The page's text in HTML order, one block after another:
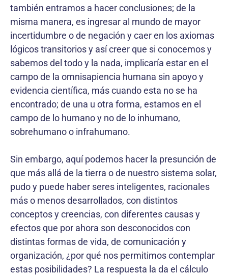
también entramos a hacer conclusiones; de la
misma manera, es ingresar al mundo de mayor
incertidumbre o de negación y caer en los axiomas
lógicos transitorios y así creer que si conocemos y
sa­bemos del todo y la nada, implicaría estar en el
campo de la omnisapiencia humana sin apoyo y
evidencia científica, más cuando esta no se ha
encontrado; de una u otra forma, estamos en el
campo de lo humano y no de lo inhumano,
sobrehumano o infrahumano.
Sin embargo, aquí podemos hacer la presunción de
que más allá de la tierra o de nuestro sistema solar,
pudo y puede haber seres inteligentes, racionales
más o menos desarrolla­dos, con distintos
conceptos y creencias, con diferentes causas y
efectos que por ahora son desconocidos con
distintas formas de vida, de comunicación y
organización, ¿por qué nos permitimos contemplar
estas posibilidades? La respuesta la da el cálculo